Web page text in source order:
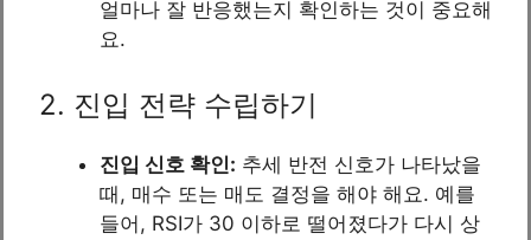
얼마나 잘 반응했는지 확인하는 것이 중요해
요.
2. 진입 전략 수립하기
진입 신호 확인: 추세 반전 신호가 나타났을
때, 매수 또는 매도 결정을 해야 해요. 예를
들어, RSI가 30 이하로 떨어졌다가 다시 상